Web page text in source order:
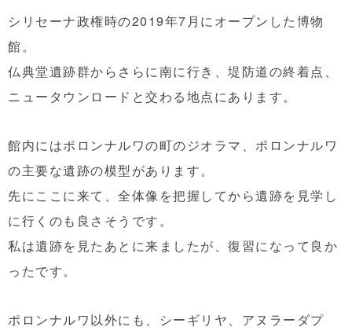
シリセーナ政権時の2019年7月にオープンした博物
館。
仏典堂遺跡群からさらに南に行き、堤防道の終着点、
ニュータウンロードと交わる地点にあります。
館内にはポロンナルワの町のジオラマ、ポロンナルワ
の主要な遺跡の模型があります。
先にここに来て、全体像を把握してから遺跡を見学し
に行くのも良さそうです。
私は遺跡を見たあとに来ましたが、復習になって良か
ったです。
ポロンナルワ以外にも、シーギリヤ、アヌラーダプ